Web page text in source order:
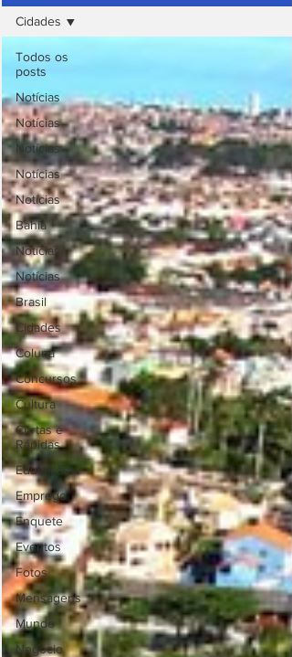
Todos os
posts
Notícias
Notícias
Notícias
Notícias
Notícias
Bahia
Notícias
Notícias
Brasil
Cidades
Coluna
Concursos
Cultura
Curtas e
Rápidas
Educação
Emprego
Enquete
Eventos
Fotos
Mensagens
Mundo
Negócio
Cidades